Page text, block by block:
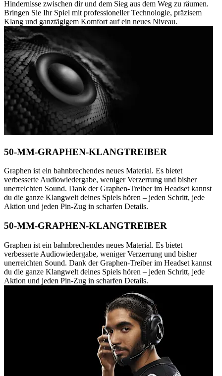
Hindernisse zwischen dir und dem Sieg aus dem Weg zu räumen.
Bringen Sie Ihr Spiel mit professioneller Technologie, präzisem
Klang und ganztägigem Komfort auf ein neues Niveau.
50-MM-GRAPHEN-KLANGTREIBER
Graphen ist ein bahnbrechendes neues Material. Es bietet
verbesserte Audiowiedergabe, weniger Verzerrung und bisher
unerreichten Sound. Dank der Graphen-Treiber im Headset kannst
du die ganze Klangwelt deines Spiels hören – jeden Schritt, jede
Aktion und jeden Pin-Zug in scharfen Details.
50-MM-GRAPHEN-KLANGTREIBER
Graphen ist ein bahnbrechendes neues Material. Es bietet
verbesserte Audiowiedergabe, weniger Verzerrung und bisher
unerreichten Sound. Dank der Graphen-Treiber im Headset kannst
du die ganze Klangwelt deines Spiels hören – jeden Schritt, jede
Aktion und jeden Pin-Zug in scharfen Details.